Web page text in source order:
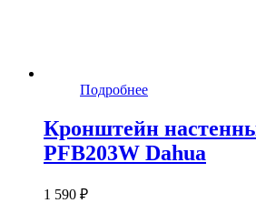
Подробнее
Кронштейн
PFB203W Dahua
1 590 ₽